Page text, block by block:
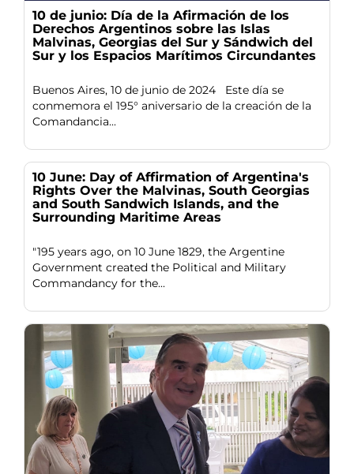
10 de junio: Día de la Afirmación de los
Derechos Argentinos sobre las Islas
Malvinas, Georgias del Sur y Sándwich del
Sur y los Espacios Marítimos Circundantes
Buenos Aires, 10 de junio de 2024 Este día se
conmemora el 195° aniversario de la creación de la
Comandancia...
10 June: Day of Affirmation of Argentina's
Rights Over the Malvinas, South Georgias
and South Sandwich Islands, and the
Surrounding Maritime Areas
"195 years ago, on 10 June 1829, the Argentine
Government created the Political and Military
Commandancy for the...